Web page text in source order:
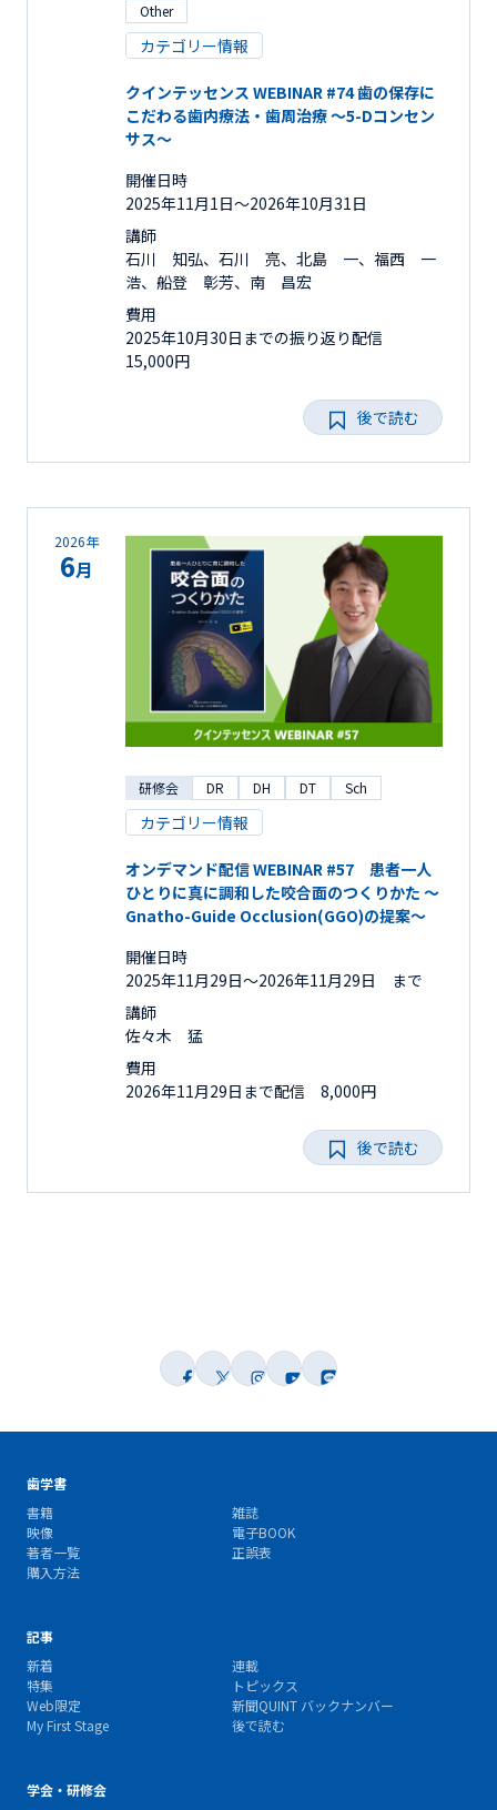
Other
カテゴリー情報
クインテッセンス WEBINAR #74 歯の保存に
こだわる歯内療法・歯周治療 ～5-Dコンセン
サス～
開催日時
2025年11月1日〜2026年10月31日
講師
石川 知弘、石川 亮、北島 一、福西 一
浩、船登 彰芳、南 昌宏
費用
2025年10月30日までの振り返り配信
15,000円
後で読む
2026年
6月
研修会 DR DH DT Sch
カテゴリー情報
オンデマンド配信 WEBINAR #57 患者一人
ひとりに真に調和した咬合面のつくりかた ～
Gnatho-Guide Occlusion(GGO)の提案～
開催日時
2025年11月29日〜2026年11月29日 まで
講師
佐々木 猛
費用
2026年11月29日まで配信 8,000円
後で読む
歯学書
書籍
雑誌
映像
電子BOOK
著者一覧
正誤表
購入方法
記事
新着
連載
特集
トピックス
Web限定
新聞QUINT バックナンバー
My First Stage
後で読む
学会・研修会